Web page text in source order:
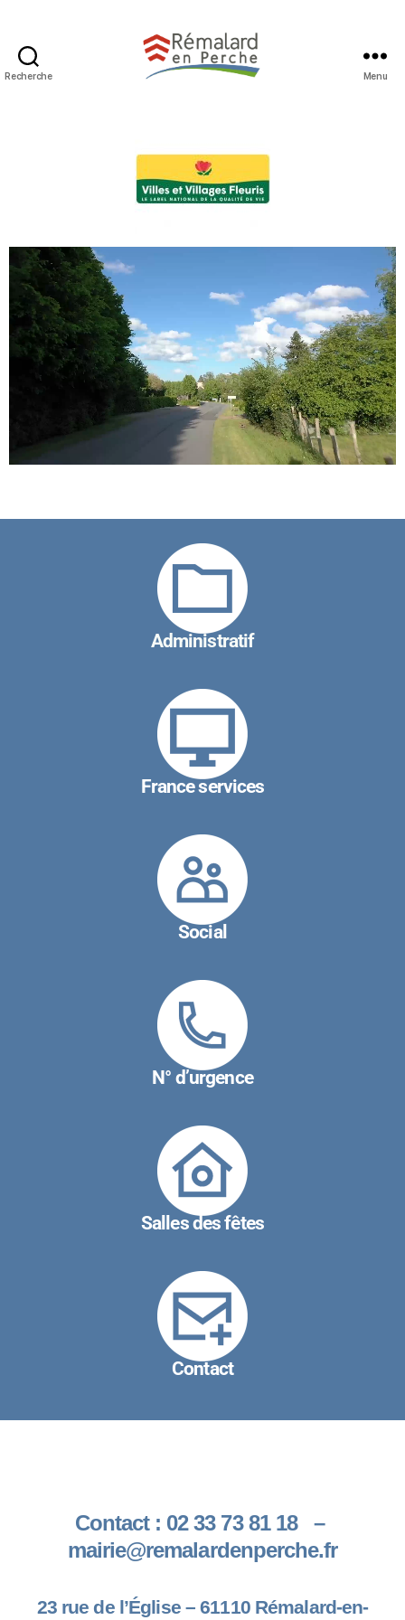
Recherche Menu
Administratif
France services
Social
N° d’urgence
Salles des fêtes
Contact
Contact : 02 33 73 81 18 –
mairie@remalardenperche.fr
23 rue de l’Église –61110 Rémalard-en-